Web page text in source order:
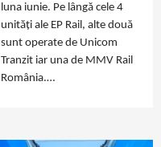
luna iunie. Pe lângă cele 4
unități ale EP Rail, alte două
sunt operate de Unicom
Tranzit iar una de MMV Rail
România.…